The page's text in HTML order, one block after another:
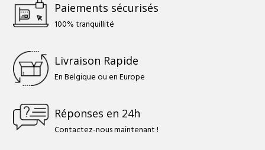
Paiements sécurisés
100% tranquillité
Livraison Rapide
En Belgique ou en Europe
Réponses en 24h
Contactez-nous maintenant !